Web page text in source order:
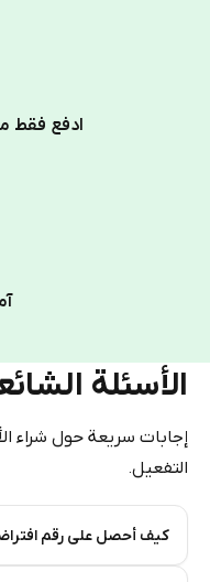
ادفع فقط
الأسئلة
إجابات سريعة حول شراء
التفعيل.
كيف أحصل على رقم
Pay, Apple Pay, or
supported methods).
bot and complete the